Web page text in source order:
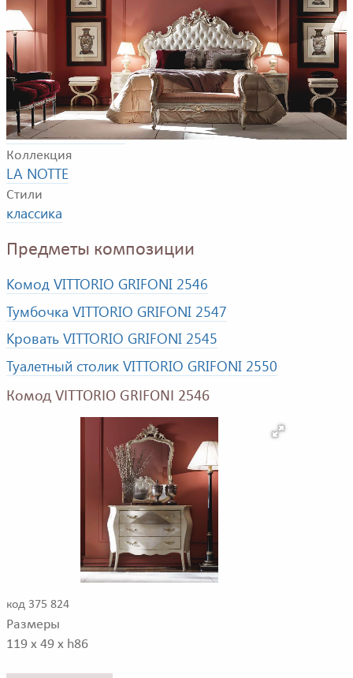
Пример композиции для спальной комнаты. В
композицию входят: кровать, прикроватная тумбочка,
туалетный столик, зеркало и комод.
Фабрика
VITTORIO GRIFONI
Коллекция
LA NOTTE
Стили
классика
Предметы композиции
Комод VITTORIO GRIFONI 2546
Тумбочка VITTORIO GRIFONI 2547
Кровать VITTORIO GRIFONI 2545
Туалетный столик VITTORIO GRIFONI 2550
Комод VITTORIO GRIFONI 2546
код 375 824
Размеры
119 x 49 x h86